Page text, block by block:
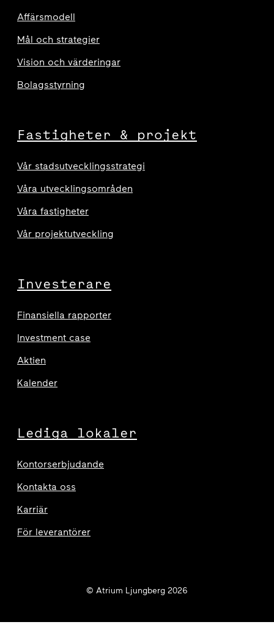
Affärsmodell
Mål och strategier
Vision och värderingar
Bolagsstyrning
Fastigheter & projekt
Vår stadsutvecklingsstrategi
Våra utvecklingsområden
Våra fastigheter
Vår projektutveckling
Investerare
Finansiella rapporter
Investment case
Aktien
Kalender
Lediga lokaler
Kontorserbjudande
Kontakta oss
Karriär
För leverantörer
© Atrium Ljungberg 2026